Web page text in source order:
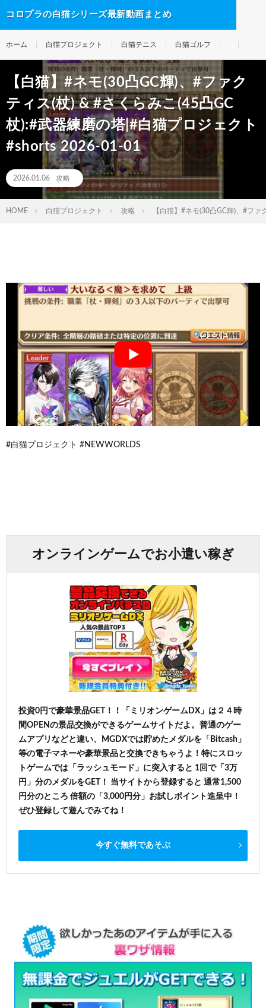
コロプラの白猫シリーズ最新動画まとめ
ホーム 白猫プロジェクト 白猫テニス 白猫ゴルフ
【白猫】#ネモ(30凸GC輝)、#ファク
ティス(杖) & #さくらみこ(45凸GC
杖):#武器練磨の塔|#白猫プロジェクト
#shorts 2026-01-01
2026.01.06 攻略
HOME 白猫プロジェクト 攻略 【白猫】#ネモ(30凸GC輝)、#フ
#白猫プロジェクト #NEWWORLDS
オンラインゲームでお小遣い稼ぎ
投資0円で豪華景品GET！！「ミリオンゲームDX」は２４時
間OPENの景品交換ができるゲームサイトだよ。普通のゲー
ムアプリなどと違い、MGDXでは貯めたメダルを「Bitcash」
等の電子マネーや豪華景品と交換できちゃうよ！特にスロッ
トゲームでは「ラッシュモード」に突入すると 1回で「3万
円」分のメダルをGET！ 当サイトから登録すると 通常1,500
円分のところ 倍額の「3,000円分」お試しポイント進呈中！
ぜひ登録して遊んでみてね！
今すぐ無料であそぶ